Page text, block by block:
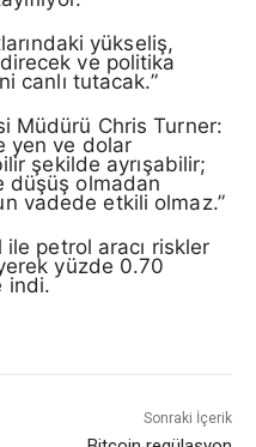
yükseliş,
ve politika
canlı tutacak.”
Müdürü Chris Turner:
yen ve dolar
şekilde ayrışabilir;
düşüş olmadan
vadede etkili olmaz.”
petrol aracı riskler
yüzde 0.70
indi.
Sonraki İçerik